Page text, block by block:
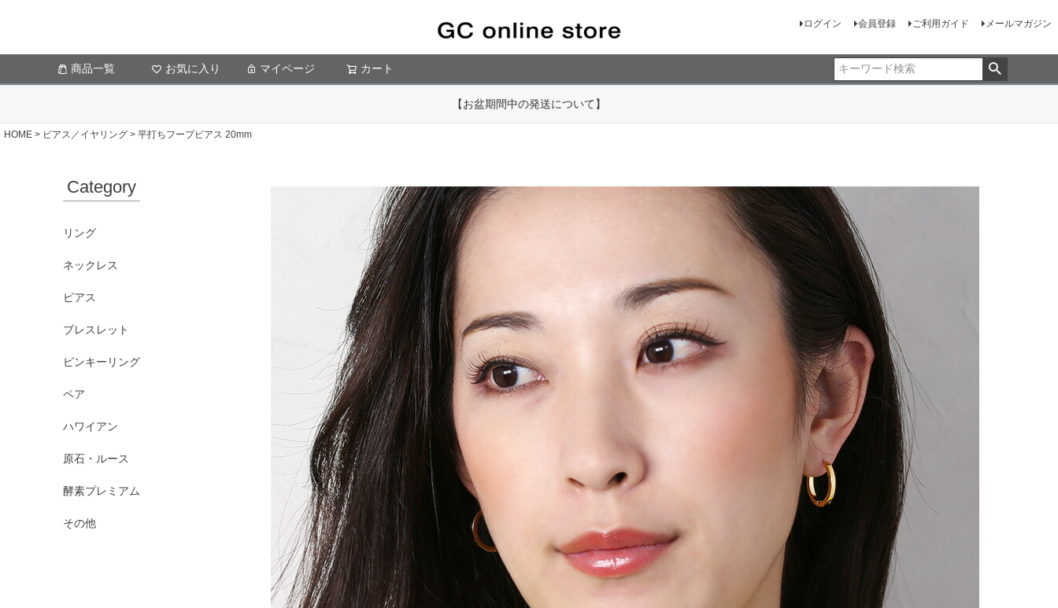
ログイン 会員登録 ご利用ガイド メールマガジン
商品一覧 お気に入り マイページ カート
【令和８年熊本地震の影響による商品のお届けについて】
HOME ピアス／イヤリング 平打ちフープピアス 20mm
Category
リング
ネックレス
ピアス
ブレスレット
ピンキーリング
ペア
ハワイアン
原石・ルース
酵素プレミアム
その他